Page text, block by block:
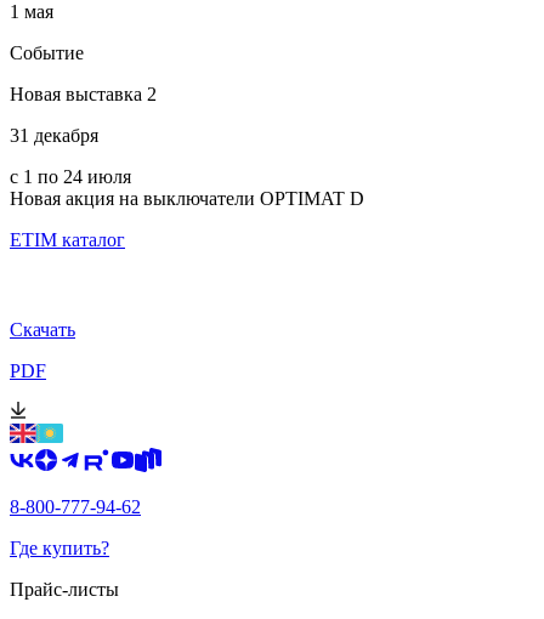
1 мая
Событие
Новая выставка 2
31 декабря
с 1 по 24 июля
Новая акция на выключатели OPTIMAT D
ETIM каталог
Скачать
PDF
8-800-777-94-62
Где купить?
Прайс-листы